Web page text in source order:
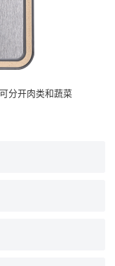
分开肉类和蔬菜